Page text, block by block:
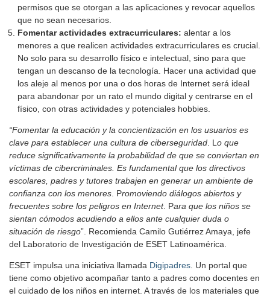
permisos que se otorgan a las aplicaciones y revocar aquellos
que no sean necesarios.
Fomentar actividades extracurriculares: alentar a los
menores a que realicen actividades extracurriculares es crucial.
No solo para su desarrollo físico e intelectual, sino para que
tengan un descanso de la tecnología. Hacer una actividad que
los aleje al menos por una o dos horas de Internet será ideal
para abandonar por un rato el mundo digital y centrarse en el
físico, con otras actividades y potenciales hobbies.
“Fomentar la educación y la concientización en los usuarios es
clave para establecer una cultura de ciberseguridad . L o que
reduce significativamente la probabilidad de que se conviertan en
víctimas de cibercriminales. Es fundamental que los directivos
escolares, padres y tutores trabajen en generar un ambiente de
confianza con los menores . Promoviendo diálogos abiertos y
frecuentes sobre los peligros en Internet. Para que los niños se
sientan cómodos acudiendo a ellos ante cualquier duda o
situación de riesgo”. Recomienda Camilo Gutiérrez Amaya, jefe
del Laboratorio de Investigación de ESET Latinoamérica.
ESET impulsa una iniciativa llamada Digipadres . Un portal que
tiene como objetivo acompañar tanto a padres como docentes en
el cuidado de los niños en internet. A través de los materiales que